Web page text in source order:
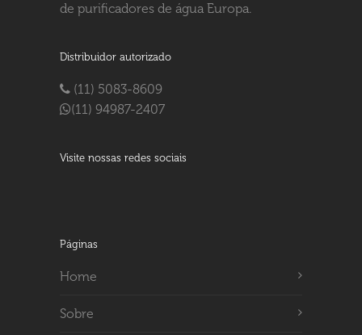
de purificadores de água Europa.
Distribuidor autorizado
(11) 5083-8609
(11) 94987-2407
Visite nossas redes sociais
Páginas
Home
Sobre